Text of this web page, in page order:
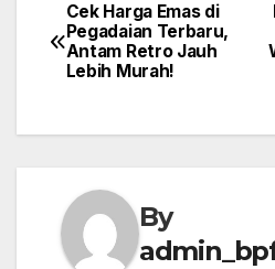
Post
navigation
Cek Harga Emas di
Pegadaian Terbaru,
Antam Retro Jauh
Lebih Murah!
By